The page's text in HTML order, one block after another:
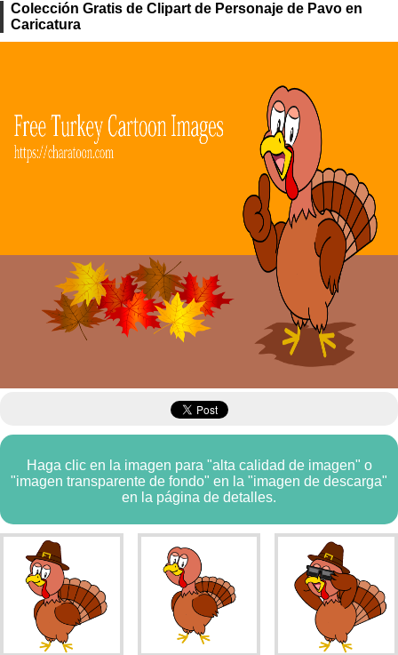
Colección Gratis de Clipart de Personaje de Pavo en
Caricatura
Haga clic en la imagen para "alta calidad de imagen" o
"imagen transparente de fondo" en la "imagen de descarga"
en la página de detalles.